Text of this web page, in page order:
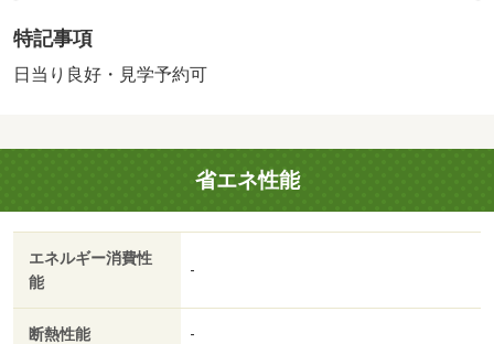
13320円
特記事項
日当り良好・見学予約可
省エネ性能
エネルギー消費性
能
-
断熱性能 -